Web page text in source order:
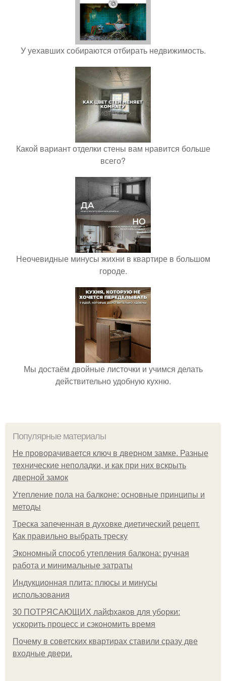
У уехавших собираются отбирать недвижимость.
Какой вариант отделки стены вам нравится больше
всего?
Неочевидные минусы жихни в квартире в большом
городе.
Мы достаём двойные листочки и учимся делать
действительно удобную кухню.
Популярные материалы
Не проворачивается ключ в дверном замке. Разные
технические неполадки, и как при них вскрыть
дверной замок
Утепление пола на балконе: основные принципы и
методы
Треска запеченная в духовке диетический рецепт.
Как правильно выбрать треску
Экономный способ утепления балкона: ручная
работа и минимальные затраты
Индукционная плита: плюсы и минусы
использования
30 ПОТРЯСАЮЩИХ лайфхаков для уборки:
ускорить процесс и сэкономить время
Почему в советских квартирах ставили сразу две
входные двери.